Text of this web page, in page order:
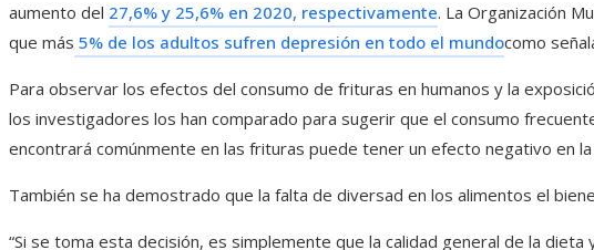
aumento del 27,6% y 25,6% en 2020, respectivamente. La Organización
que más 5% de los adultos sufren depresión en todo el mundocomo
Para observar los efectos del consumo de frituras en humanos y la
los investigadores los han comparado para sugerir que el consumo
encontrará comúnmente en las frituras puede tener un efecto negativo en la
También se ha demostrado que la falta de diversad en los alimentos el
“Si se toma esta decisión, es simplemente que la calidad general de la dieta